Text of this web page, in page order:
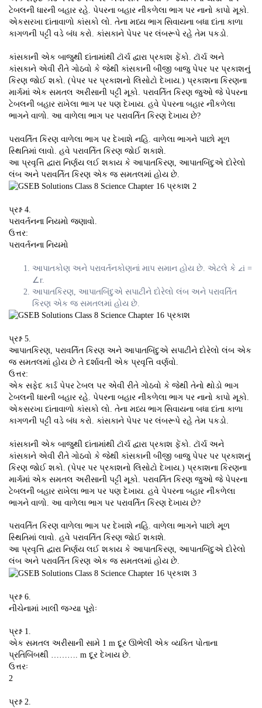
ટેબલની ધારની બહાર રહે. પેપરના બહાર નીકળેલા ભાગ પર નાનો કાપો મૂકો.
એકસરખા દાંતાવાળો કાંસકો લો. તેના મધ્ય ભાગ સિવાયના બધા દાંતા કાળા
કાગળની પટ્ટી વડે બંધ કરો. કાંસકાને પેપર પર લંબરૂપે રહે તેમ પકડો.
કાંસકાની એક બાજુથી દાંતામાંથી ટૉર્ચ દ્વારા પ્રકાશ ફેંકો. ટૉર્ચ અને
કાંસકાને એવી રીતે ગોઠવો કે જેથી કાંસકાની બીજી બાજુ પેપર પર પ્રકાશનું
કિરણ જોઈ શકો. (પેપર પર પ્રકાશનો લિસોટો દેખાય.) પ્રકાશના કિરણના
માર્ગમાં એક સમતલ અરીસાની પટ્ટી મૂકો. પરાવર્તિત કિરણ જુઓ જે પેપરના
ટેબલની બહાર રાખેલા ભાગ પર પણ દેખાય. હવે પેપરના બહાર નીકળેલા
ભાગને વાળો. આ વાળેલા ભાગ પર પરાવર્તિત કિરણ દેખાય છે?
પરાવર્તિત કિરણ વાળેલા ભાગ પર દેખાશે નહિ. વાળેલા ભાગને પાછો મૂળ
સ્થિતિમાં લાવો. હવે પરાવર્તિત કિરણ જોઈ શકાશે.
આ પ્રવૃત્તિ દ્વારા નિર્ણય લઈ શકાય કે આપાતકિરણ, આપાતબિંદુએ દોરેલો
લંબ અને પરાવર્તિત કિરણ એક જ સમતલમાં હોય છે.
પ્રશ્ન 4.
પરાવર્તનના નિયમો જણાવો.
ઉત્તર:
પરાવર્તનના નિયમો
આપાતકોણ અને પરાવર્તનકોણનાં માપ સમાન હોય છે. એટલે કે ∠i =
∠r.
આપાતકિરણ, આપાતબિંદુએ સપાટીને દોરેલો લંબ અને પરાવર્તિત
કિરણ એક જ સમતલમાં હોય છે.
પ્રશ્ન 5.
આપાતકિરણ, પરાવર્તિત કિરણ અને આપાતબિંદુએ સપાટીને દોરેલો લંબ એક
જ સમતલમાં હોય છે તે દર્શાવતી એક પ્રવૃત્તિ વર્ણવો.
ઉત્તર:
એક સફેદ કાર્ડ પેપર ટેબલ પર એવી રીતે ગોઠવો કે જેથી તેનો થોડો ભાગ
ટેબલની ધારની બહાર રહે. પેપરના બહાર નીકળેલા ભાગ પર નાનો કાપો મૂકો.
એકસરખા દાંતાવાળો કાંસકો લો. તેના મધ્ય ભાગ સિવાયના બધા દાંતા કાળા
કાગળની પટ્ટી વડે બંધ કરો. કાંસકાને પેપર પર લંબરૂપે રહે તેમ પકડો.
કાંસકાની એક બાજુથી દાંતામાંથી ટૉર્ચ દ્વારા પ્રકાશ ફેંકો. ટૉર્ચ અને
કાંસકાને એવી રીતે ગોઠવો કે જેથી કાંસકાની બીજી બાજુ પેપર પર પ્રકાશનું
કિરણ જોઈ શકો. (પેપર પર પ્રકાશનો લિસોટો દેખાય.) પ્રકાશના કિરણના
માર્ગમાં એક સમતલ અરીસાની પટ્ટી મૂકો. પરાવર્તિત કિરણ જુઓ જે પેપરના
ટેબલની બહાર રાખેલા ભાગ પર પણ દેખાય. હવે પેપરના બહાર નીકળેલા
ભાગને વાળો. આ વાળેલા ભાગ પર પરાવર્તિત કિરણ દેખાય છે?
પરાવર્તિત કિરણ વાળેલા ભાગ પર દેખાશે નહિ. વાળેલા ભાગને પાછો મૂળ
સ્થિતિમાં લાવો. હવે પરાવર્તિત કિરણ જોઈ શકાશે.
આ પ્રવૃત્તિ દ્વારા નિર્ણય લઈ શકાય કે આપાતકિરણ, આપાતબિંદુએ દોરેલો
લંબ અને પરાવર્તિત કિરણ એક જ સમતલમાં હોય છે.
પ્રશ્ન 6.
નીચેનામાં ખાલી જગ્યા પૂરોઃ
પ્રશ્ન 1.
એક સમતલ અરીસાની સામે 1 m દૂર ઊભેલી એક વ્યક્તિ પોતાના
પ્રતિબિંબથી ………. m દૂર દેખાય છે.
ઉત્તરઃ
2
પ્રશ્ન 2.